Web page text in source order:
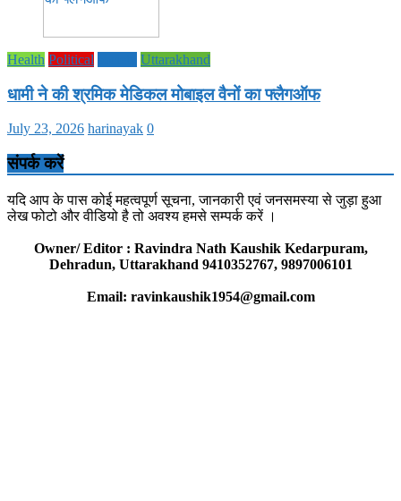
Health Political Uttarakhand
धामी ने की श्रमिक मेडिकल मोबाइल वैनों का फ्लैगऑफ
July 23, 2026 harinayak 0
संपर्क करें
यदि आप के पास कोई महत्वपूर्ण सूचना, जानकारी एवं जनसमस्या से जुड़ा हुआ
लेख फोटो और वीडियो है तो अवश्य हमसे सम्पर्क करें ।
Owner/ Editor : Ravindra Nath Kaushik Kedarpuram,
Dehradun, Uttarakhand 9410352767, 9897006101
Email: ravinkaushik1954@gmail.com